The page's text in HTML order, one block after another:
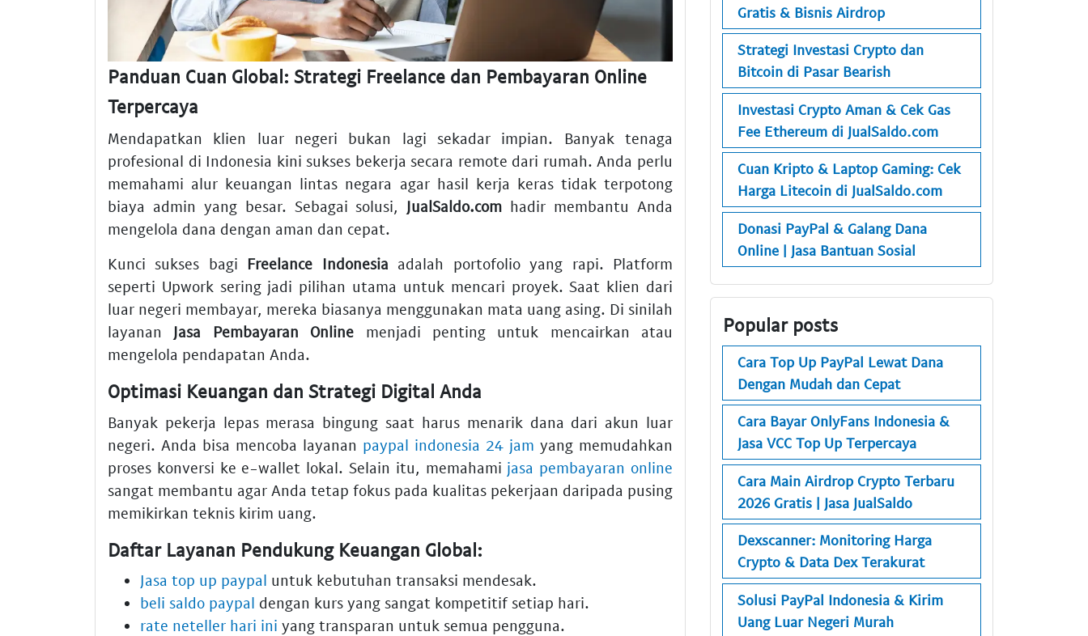
Panduan Cuan Global: Strategi Freelance dan Pembayaran Online
Terpercaya
Mendapatkan klien luar negeri bukan lagi sekadar impian. Banyak tenaga
profesional di Indonesia kini sukses bekerja secara remote dari rumah. Anda perlu
memahami alur keuangan lintas negara agar hasil kerja keras tidak terpotong
biaya admin yang besar. Sebagai solusi, JualSaldo.com hadir membantu Anda
mengelola dana dengan aman dan cepat.
Kunci sukses bagi Freelance Indonesia adalah portofolio yang rapi. Platform
seperti Upwork sering jadi pilihan utama untuk mencari proyek. Saat klien dari
luar negeri membayar, mereka biasanya menggunakan mata uang asing. Di sinilah
layanan Jasa Pembayaran Online menjadi penting untuk mencairkan atau
mengelola pendapatan Anda.
Optimasi Keuangan dan Strategi Digital Anda
Banyak pekerja lepas merasa bingung saat harus menarik dana dari akun luar
negeri. Anda bisa mencoba layanan paypal indonesia 24 jam yang memudahkan
proses konversi ke e-wallet lokal. Selain itu, memahami jasa pembayaran online
sangat membantu agar Anda tetap fokus pada kualitas pekerjaan daripada pusing
memikirkan teknis kirim uang.
Daftar Layanan Pendukung Keuangan Global:
Jasa top up paypal untuk kebutuhan transaksi mendesak.
beli saldo paypal dengan kurs yang sangat kompetitif setiap hari.
rate neteller hari ini yang transparan untuk semua pengguna.
Gratis & Bisnis Airdrop
Strategi Investasi Crypto dan
Bitcoin di Pasar Bearish
Investasi Crypto Aman & Cek Gas
Fee Ethereum di JualSaldo.com
Cuan Kripto & Laptop Gaming: Cek
Harga Litecoin di JualSaldo.com
Donasi PayPal & Galang Dana
Online | Jasa Bantuan Sosial
Popular posts
Cara Top Up PayPal Lewat Dana
Dengan Mudah dan Cepat
Cara Bayar OnlyFans Indonesia &
Jasa VCC Top Up Terpercaya
Cara Main Airdrop Crypto Terbaru
2026 Gratis | Jasa JualSaldo
Dexscanner: Monitoring Harga
Crypto & Data Dex Terakurat
Solusi PayPal Indonesia & Kirim
Uang Luar Negeri Murah